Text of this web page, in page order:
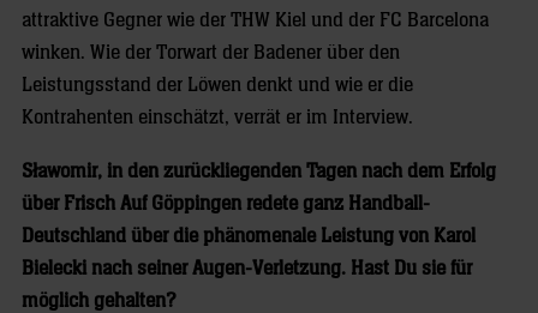
attraktive Gegner wie der THW Kiel und der FC Barcelona
winken. Wie der Torwart der Badener über den
Leistungsstand der Löwen denkt und wie er die
Kontrahenten einschätzt, verrät er im Interview.
Sławomir, in den zurückliegenden Tagen nach dem Erfolg
über Frisch Auf Göppingen redete ganz Handball-
Deutschland über die phänomenale Leistung von Karol
Bielecki nach seiner Augen-Verletzung. Hast Du sie für
möglich gehalten?